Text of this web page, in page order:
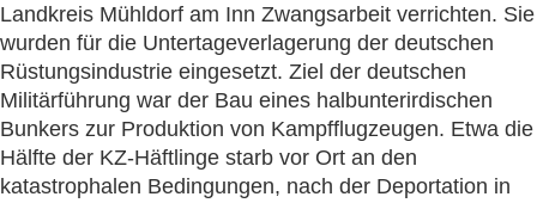
Landkreis Mühldorf am Inn Zwangsarbeit verrichten. Sie
wurden für die Untertageverlagerung der deutschen
Rüstungsindustrie eingesetzt. Ziel der deutschen
Militärführung war der Bau eines halbunterirdischen
Bunkers zur Produktion von Kampfflugzeugen. Etwa die
Hälfte der KZ-Häftlinge starb vor Ort an den
katastrophalen Bedingungen, nach der Deportation in